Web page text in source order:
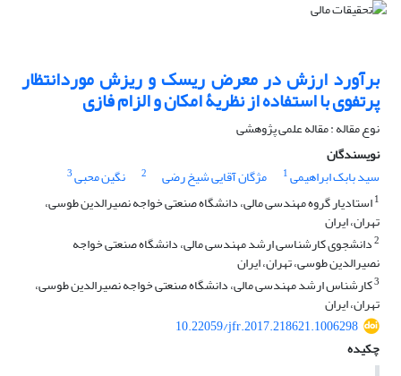
برآورد ارزش در معرض ریسک و ریزش موردانتظار
پرتفوی با استفاده از نظریۀ امکان و الزام فازی
نوع مقاله : مقاله علمی پژوهشی
نویسندگان
سید بابک ابراهیمی1 مژگان آقایی شیخ رضی 2 نگین محبی3
1استادیار گروه مهندسی مالی، دانشگاه صنعتی خواجه نصیرالدین طوسی،
تهران، ایران
2دانشجوی کارشناسی ارشد مهندسی مالی، دانشگاه صنعتی خواجه
نصیرالدین طوسی، تهران، ایران
3کارشناس ارشد مهندسی مالی، دانشگاه صنعتی خواجه نصیرالدین طوسی،
تهران، ایران
10.22059/jfr.2017.218621.1006298
چکیده